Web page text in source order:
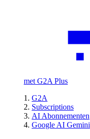
met G2A Plus
G2A
Subscriptions
AI Abonnementen
Google AI Gemini